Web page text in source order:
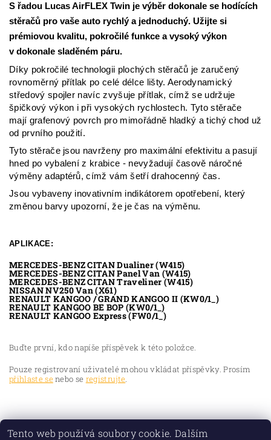
S řadou Lucas AirFLEX Twin je výběr dokonale se hodících
stěračů pro vaše auto rychlý a jednoduchý. Užijte si
prémiovou kvalitu, pokročilé funkce a vysoký výkon
v dokonale sladěném páru.
Díky pokročilé technologii plochých stěračů je zaručený
rovnoměrný přítlak po celé délce lišty. Aerodynamický
středový spojler navíc zvyšuje přítlak, címž se udržuje
špičkový výkon i při vysokých rychlostech. Tyto stěrače
mají grafenový povrch pro mimořádně hladký a tichý chod už
od prvního použití.
Tyto stěrače jsou navrženy pro maximální efektivitu a pasují
hned po vybalení z krabice - nevyžadují časově náročné
výměny adaptérů, címž vám šetří drahocenný čas.
Jsou vybaveny inovativním indikátorem opotřebení, který
změnou barvy upozorní, že je čas na výměnu.
APLIKACE:
MERCEDES-BENZ CITAN Dualiner (W415)
MERCEDES-BENZ CITAN Panel Van (W415)
MERCEDES-BENZ CITAN Traveliner (W415)
NISSAN NV250 Van (X61)
RENAULT KANGOO / GRAND KANGOO II (KW0/1_)
RENAULT KANGOO BE BOP (KW0/1_)
RENAULT KANGOO Express (FW0/1_)
Buďte první, kdo napíše příspěvek k této položce.
Pouze registrovaní uživatelé mohou vkládat příspěvky. Prosím
přihlaste senebo se registrujte.
Tento web používá soubory cookie. Dalším